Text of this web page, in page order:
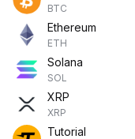
BTC
Ethereum
ETH
Solana
SOL
XRP
XRP
Tutorial